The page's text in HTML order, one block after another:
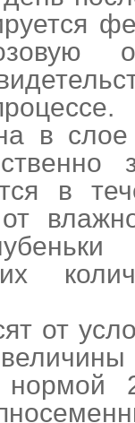
в
в
от
нормой